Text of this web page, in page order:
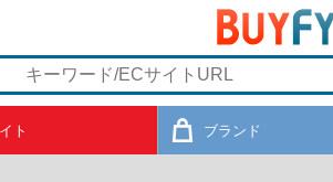
ト ブランド